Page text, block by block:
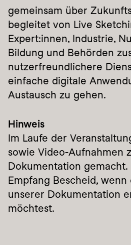
gemeinsam über
begleitet von Live
Expert:innen, Industrie,
Bildung und Behörden
nutzerfreundlichere
einfache digitale
Austausch zu gehen.
Hinweis
Im Laufe der
sowie Video-Aufnahmen
Dokumentation gemacht.
Empfang Bescheid,
unserer Dokumentation
möchtest.